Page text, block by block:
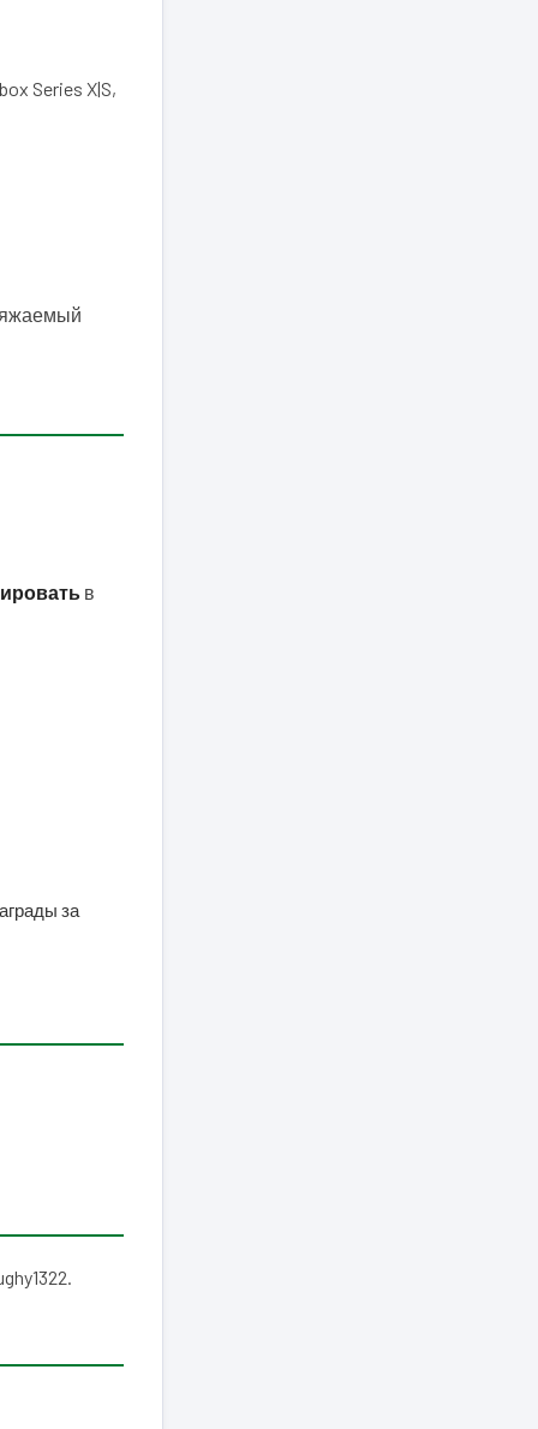
Series X|S,
в
за